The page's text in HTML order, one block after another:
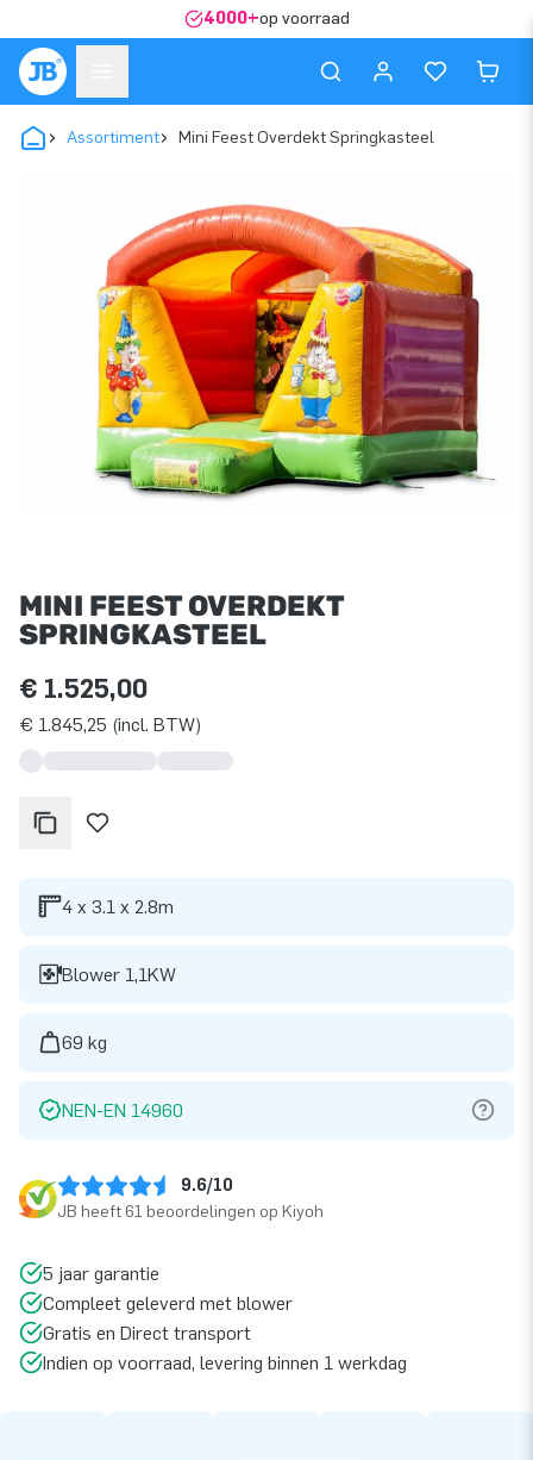
4000+op voorraad
Assortiment Mini Feest Overdekt Springkasteel
MINI FEEST OVERDEKT
SPRINGKASTEEL
€ 1.525,00
€ 1.845,25 (incl. BTW)
4 x 3.1 x 2.8m
Blower 1,1KW
69 kg
NEN-EN 14960
9.6/10
JB heeft 61 beoordelingen op Kiyoh
5 jaar garantie
Compleet geleverd met blower
Gratis en Direct transport
Indien op voorraad, levering binnen 1 werkdag